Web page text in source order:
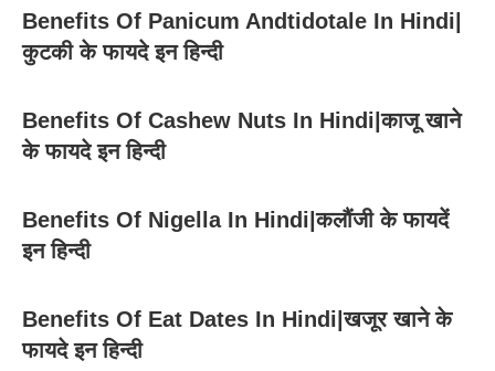
Benefits Of Panicum Andtidotale In Hindi|
कुटकी के फायदे इन हिन्दी
Benefits Of Cashew Nuts In Hindi|काजू खाने
के फायदे इन हिन्दी
Benefits Of Nigella In Hindi|कलौंजी के फायदें
इन हिन्दी
Benefits Of Eat Dates In Hindi|खजूर खाने के
फायदे इन हिन्दी